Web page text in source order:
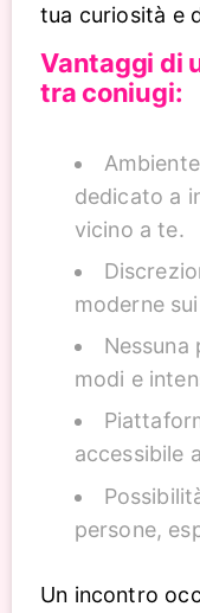
tua curiosità e
Vantaggi di
tra coniugi:
dedicato a
vicino a te.
moderne
Nessuna
modi e
accessibile
persone,
Un incontro